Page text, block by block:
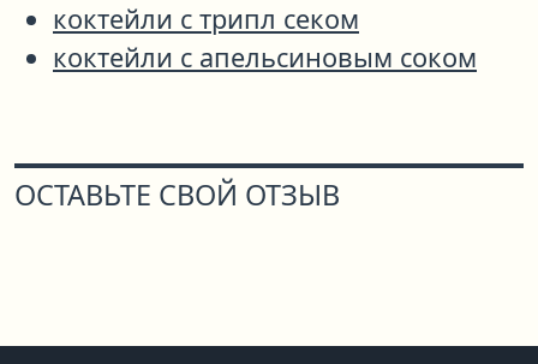
коктейли с трипл секом
коктейли с апельсиновым соком
ОСТАВЬТЕ СВОЙ ОТЗЫВ